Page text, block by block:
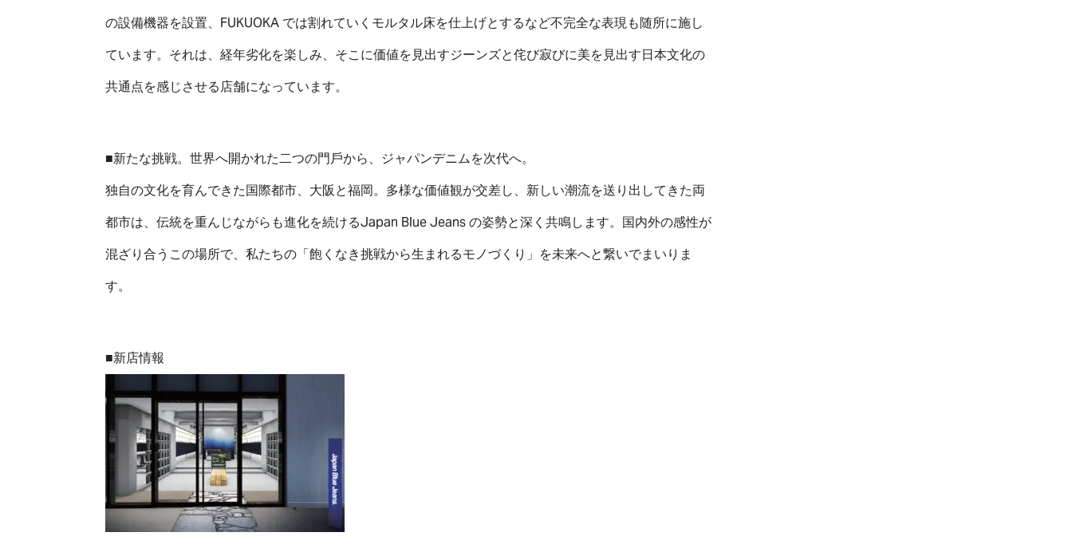
の設備機器を設置、FUKUOKA では割れていくモルタル床を仕上げとするなど不完全な表現も随所に施し
ています。それは、経年劣化を楽しみ、そこに価値を⾒出すジーンズと侘び寂びに美を⾒出す日本文化の
共通点を感じさせる店舗になっています。
■新たな挑戦。世界へ開かれた⼆つの門⼾から、ジャパンデニムを次代へ。
独自の文化を育んできた国際都市、大阪と福岡。多様な価値観が交差し、新しい潮流を送り出してきた両
都市は、伝統を重んじながらも進化を続けるJapan Blue Jeans の姿勢と深く共鳴します。国内外の感性が
混ざり合うこの場所で、私たちの「飽くなき挑戦から生まれるモノづくり」を未来へと繋いでまいりま
す。
■新店情報